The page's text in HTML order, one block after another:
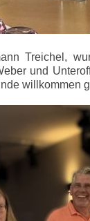
Treichel,
und
willkommen